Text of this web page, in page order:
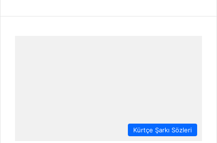
Kürtçe Şarkı Sözleri